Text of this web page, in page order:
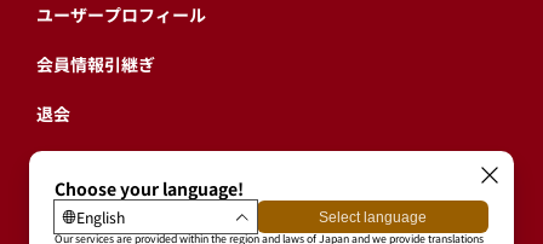
ユーザープロフィール
会員情報引継ぎ
退会
東北楽天ゴールデンイーグルス公式サイト